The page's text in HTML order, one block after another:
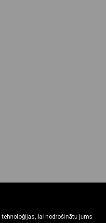
lai nodrošinātu jums